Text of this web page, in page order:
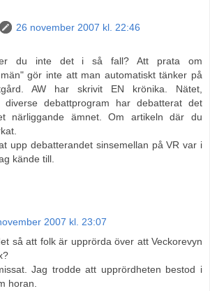
26 november 2007 kl. 22:46
du inte det i så fall? Att prata om
gör inte att man automatiskt tänker på
AW har skrivit EN krönika. Nätet,
diverse debattprogram har debatterat det
närliggande ämnet. Om artikeln där du
upp debatterandet sinsemellan på VR var i
kände till.
2007 kl. 23:07
så att folk är upprörda över att Veckorevyn
Jag trodde att upprördheten bestod i
horan.